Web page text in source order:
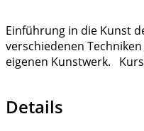
Einführung in die Kunst
verschiedenen
eigenen Kunstwerk.
Details